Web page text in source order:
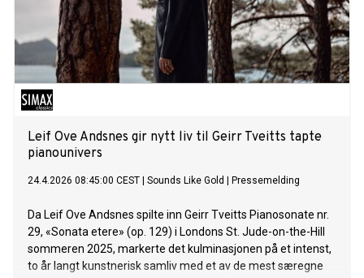
Leif Ove Andsnes gir nytt liv til Geirr Tveitts tapte
pianounivers
24.4.2026 08:45:00 CEST Sounds Like Gold Pressemelding
Da Leif Ove Andsnes spilte inn Geirr Tveitts Pianosonate nr.
29, «Sonata etere» (op. 129) i Londons St. Jude-on-the-Hill
sommeren 2025, markerte det kulminasjonen på et intenst,
to år langt kunstnerisk samliv med et av de mest særegne